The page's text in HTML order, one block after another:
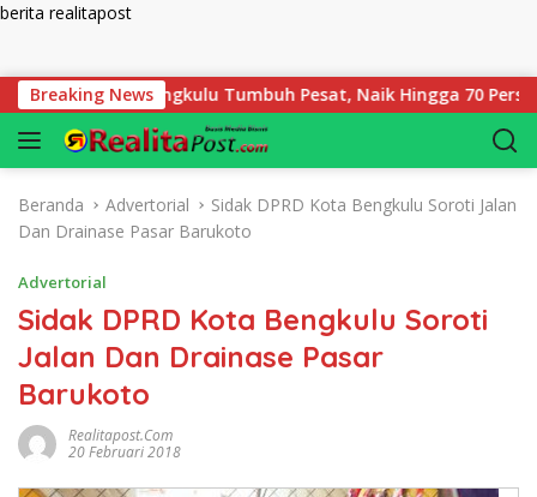
berita realitapost
Breaking News
Bengkulu Tumbuh Pesat, Naik Hingga 70 Persen Sejak
Beranda Advertorial
Sidak DPRD Kota Bengkulu Soroti Jalan
Dan Drainase Pasar Barukoto
Advertorial
Sidak DPRD Kota Bengkulu Soroti
Jalan Dan Drainase Pasar
Barukoto
Realitapost.com
20 Februari 2018